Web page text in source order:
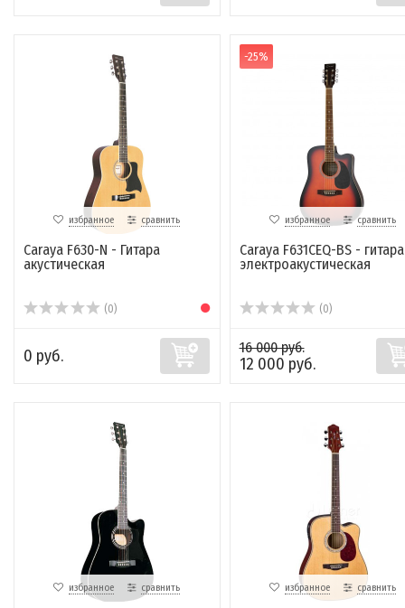
избранное сравнить
Caraya F630-N - Гитара
акустическая
(0)
0 руб.
-25%
избранное сравнить
Caraya F631CEQ-BS - гитара
электроакустическая
(0)
16 000 руб.
12 000 руб.
избранное сравнить избранное сравнить